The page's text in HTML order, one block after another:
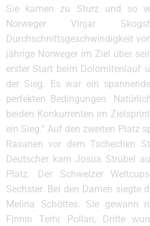
Sie kamen zu Sturz und so
Norweger Vinjar
Durchschnittsgeschwindigkeit
jährige Norweger im Ziel über
erster Start beim Dolomitenlauf
der Sieg. Es war ein
perfekten Bedingungen.
beiden Konkurrenten im
ein Sieg.“ Auf den zweiten Platz
Rasanen vor dem Tschechen
Deutscher kam Josua Strübel
Platz. Der Schweizer
Sechster. Bei den Damen siegte
Melina Schöttes. Sie gewann
Finnin Terhi Pollari, Dritte